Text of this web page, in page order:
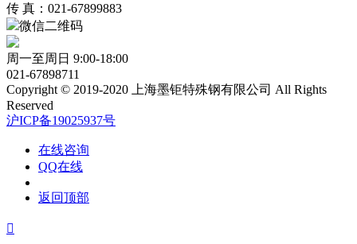
传 真：021-67899883
微信二维码
周一至周日 9:00-18:00
021-67898711
Copyright © 2019-2020 上海墨钜特殊钢有限公司 All Rights
Reserved
沪ICP备19025937号
在线咨询
QQ在线
返回顶部
